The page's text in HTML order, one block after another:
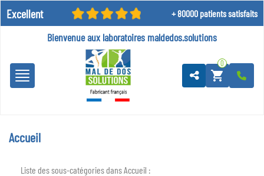
Excellent + 80000 patients satisfaits
Bienvenue aux laboratoires maldedos.solutions
shopping_cart
0
Accueil
Liste des sous-catégories dans Accueil :